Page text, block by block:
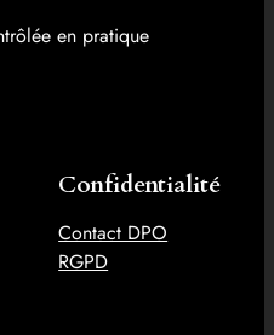
en pratique
Confidentialité
Contact DPO
RGPD